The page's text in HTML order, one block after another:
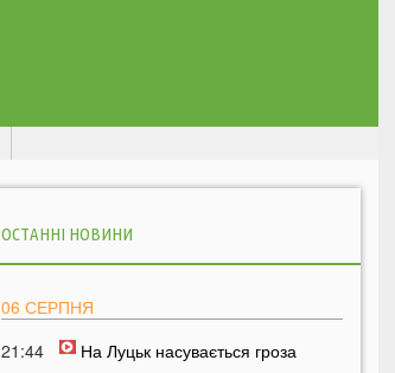
ОСТАННІ НОВИНИ
06 СЕРПНЯ
21:44
На Луцьк насувається гроза